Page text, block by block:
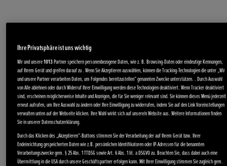
Ihre Privatsphäre ist uns wichtig
Wir und unsere1013Partner speichern personenbezogene Daten, wie z. B. Browsing-Daten oder eindeutige Kennungen,
auf Ihrem Gerät und greifen darauf zu . Wenn Sie Akzeptieren auswählen, können die Tracking-Technologien die unter „Wir
und unsere Partner verarbeiten Daten, um Folgendes bereitzustellen“ genannten Zwecke unterstützen. . Durch Auswahl
von Alle ablehnen oder durch Widerruf Ihrer Einwilligung werden diese Technologien deaktiviert. Wenn Tracker deaktiviert
sind, erscheinen möglicherweise Inhalte und Anzeigen, die für Sie weniger relevant sind. Sie können dieses Menü jederzeit
erneut aufrufen, um Ihre Auswahl zu ändern oder Ihre Einwilligung zu widerrufen, indem Sie auf den Link Voreinstellungen
verwalten unten auf der Webseite klicken. Ihre Wahl wirkt sich auf unsere/n Website aus. Weitere Informationen finden
Sie in unserer Datenschutzerklärung.
Durch das Klicken des „Akzeptieren“-Buttons stimmen Sie der Verarbeitung der auf Ihrem Gerät bzw. Ihrer
Endeinrichtung gespeicherten Daten wie z.B. persönlichen Identifikatoren oder IP-Adressen für die benannten
Verarbeitungszwecke gem. § 25 Abs. 1 TTDSG sowie Art. 6 Abs. 1 lit. a DSGVO zu. Beachten Sie, dass dabei auch eine
Übermittlung in die USA durch unsere Geschäftspartner erfolgen kann. Mit Ihrer Einwilligung stimmen Sie zugleich gem.